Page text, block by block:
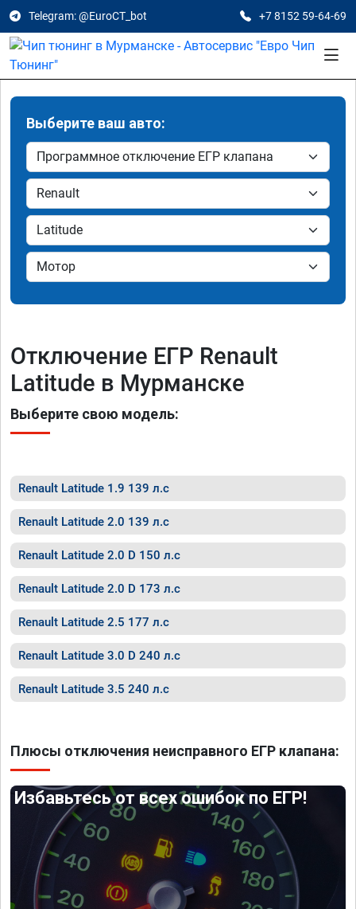
Telegram: @EuroCT_bot +7 8152 59-64-69
Выберите ваш авто:
Отключение ЕГР Renault
Latitude в Мурманске
Выберите свою модель:
Renault Latitude 1.9 139 л.с
Renault Latitude 2.0 139 л.с
Renault Latitude 2.0 D 150 л.с
Renault Latitude 2.0 D 173 л.с
Renault Latitude 2.5 177 л.с
Renault Latitude 3.0 D 240 л.с
Renault Latitude 3.5 240 л.с
Плюсы отключения неисправного ЕГР клапана:
Избавьтесь от всех ошибок по ЕГР!